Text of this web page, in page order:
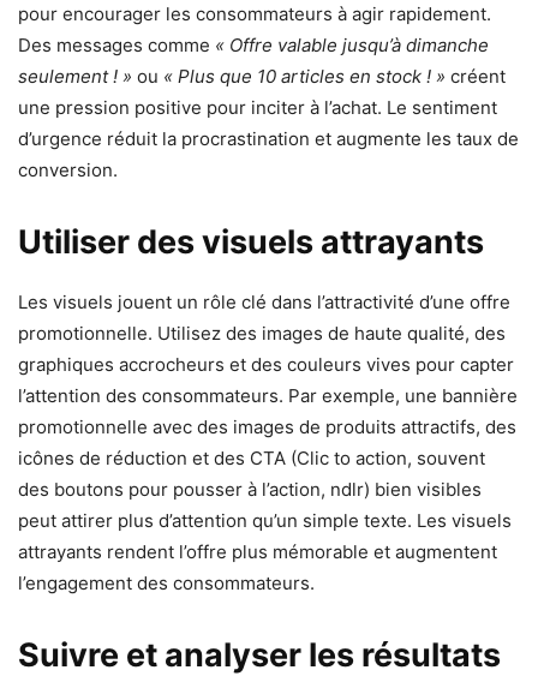
pour encourager les consommateurs à agir rapidement.
Des messages comme « Offre valable jusqu’à dimanche
seulement ! » ou « Plus que 10 articles en stock ! » créent
une pression positive pour inciter à l’achat. Le sentiment
d’urgence réduit la procrastination et augmente les taux de
conversion.
Utiliser des visuels attrayants
Les visuels jouent un rôle clé dans l’attractivité d’une offre
promotionnelle. Utilisez des images de haute qualité, des
graphiques accrocheurs et des couleurs vives pour capter
l’attention des consommateurs. Par exemple, une bannière
promotionnelle avec des images de produits attractifs, des
icônes de réduction et des CTA (Clic to action, souvent
des boutons pour pousser à l’action, ndlr) bien visibles
peut attirer plus d’attention qu’un simple texte. Les visuels
attrayants rendent l’offre plus mémorable et augmentent
l’engagement des consommateurs.
Suivre et analyser les résultats